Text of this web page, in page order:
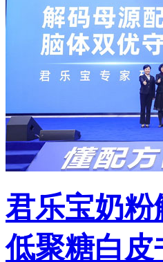
君乐宝奶
低聚糖白皮